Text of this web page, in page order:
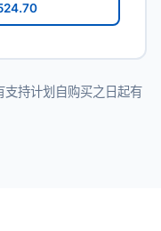
支持计划自购买之日起有